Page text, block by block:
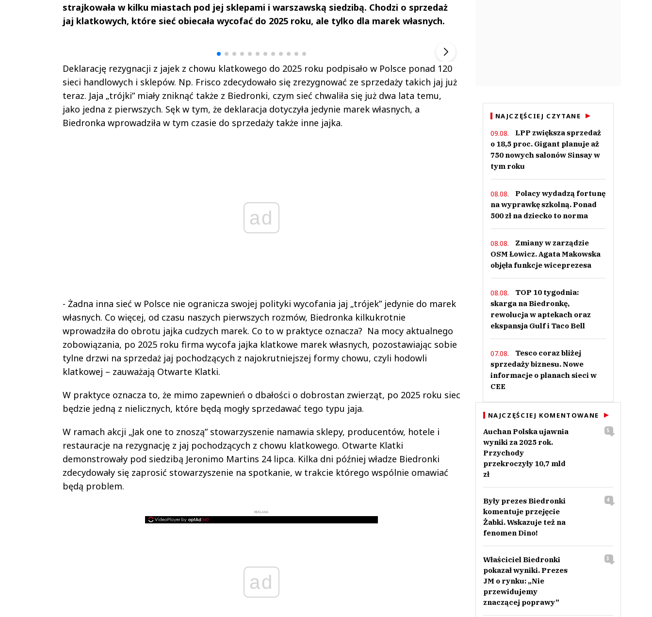
strajkowała w kilku miastach pod jej sklepami i warszawską siedzibą. Chodzi o sprzedaż
jaj klatkowych, które sieć obiecała wycofać do 2025 roku, ale tylko dla marek własnych.
Deklarację rezygnacji z jajek z chowu klatkowego do 2025 roku podpisało w Polsce ponad 120
sieci handlowych i sklepów. Np. Frisco zdecydowało się zrezygnować ze sprzedaży takich jaj już
teraz. Jaja „trójki” miały zniknąć także z Biedronki, czym sieć chwaliła się już dwa lata temu,
jako jedna z pierwszych. Sęk w tym, że deklaracja dotyczyła jedynie marek własnych, a
Biedronka wprowadziła w tym czasie do sprzedaży także inne jajka.
ad
- Żadna inna sieć w Polsce nie ogranicza swojej polityki wycofania jaj „trójek” jedynie do marek
własnych. Co więcej, od czasu naszych pierwszych rozmów, Biedronka kilkukrotnie
wprowadziła do obrotu jajka cudzych marek. Co to w praktyce oznacza? Na mocy aktualnego
zobowiązania, po 2025 roku firma wycofa jajka klatkowe marek własnych, pozostawiając sobie
tylne drzwi na sprzedaż jaj pochodzących z najokrutniejszej formy chowu, czyli hodowli
klatkowej – zauważają Otwarte Klatki.
W praktyce oznacza to, że mimo zapewnień o dbałości o dobrostan zwierząt, po 2025 roku siec
będzie jedną z nielicznych, które będą mogły sprzedawać tego typu jaja.
W ramach akcji „Jak one to znoszą” stowarzyszenie namawia sklepy, producentów, hotele i
restauracje na rezygnację z jaj pochodzących z chowu klatkowego. Otwarte Klatki
demonstrowały pod siedzibą Jeronimo Martins 24 lipca. Kilka dni później władze Biedronki
zdecydowały się zaprosić stowarzyszenie na spotkanie, w trakcie którego wspólnie omawiać
będą problem.
REKLAMA
ad
Andrzej i Marta
Marta i Andrzej
NAJCZĘŚCIEJ CZYTANE
09.08.
LPP zwiększa sprzedaż
o 18,5 proc. Gigant planuje aż
750 nowych salonów Sinsay w
tym roku
08.08.
Polacy wydadzą fortunę
na wyprawkę szkolną. Ponad
500 zł na dziecko to norma
08.08.
Zmiany w zarządzie
OSM Łowicz. Agata Makowska
objęła funkcje wiceprezesa
08.08.
TOP 10 tygodnia:
skarga na Biedronkę,
rewolucja w aptekach oraz
ekspansja Gulf i Taco Bell
07.08.
Tesco coraz bliżej
sprzedaży biznesu. Nowe
informacje o planach sieci w
CEE
NAJCZĘŚCIEJ KOMENTOWANE
Auchan Polska ujawnia
wyniki za 2025 rok.
Przychody
przekroczyły 10,7 mld
zł
5
Były prezes Biedronki
komentuje przejęcie
Żabki. Wskazuje też na
fenomen Dino!
4
Właściciel Biedronki
pokazał wyniki. Prezes
JM o rynku: „Nie
przewidujemy
znaczącej poprawy”
3